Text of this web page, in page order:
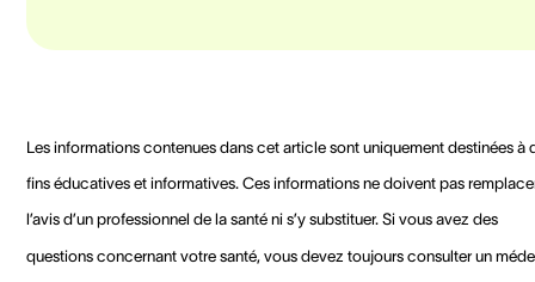
Les informations contenues dans cet article sont uniquement destinées à
fins éducatives et informatives. Ces informations ne doivent pas
l’avis d’un professionnel de la santé ni s’y substituer. Si vous avez des
questions concernant votre santé, vous devez toujours consulter un